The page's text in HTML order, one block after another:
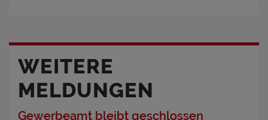
WEITERE
MELDUNGEN
Gewerbeamt bleibt geschlossen